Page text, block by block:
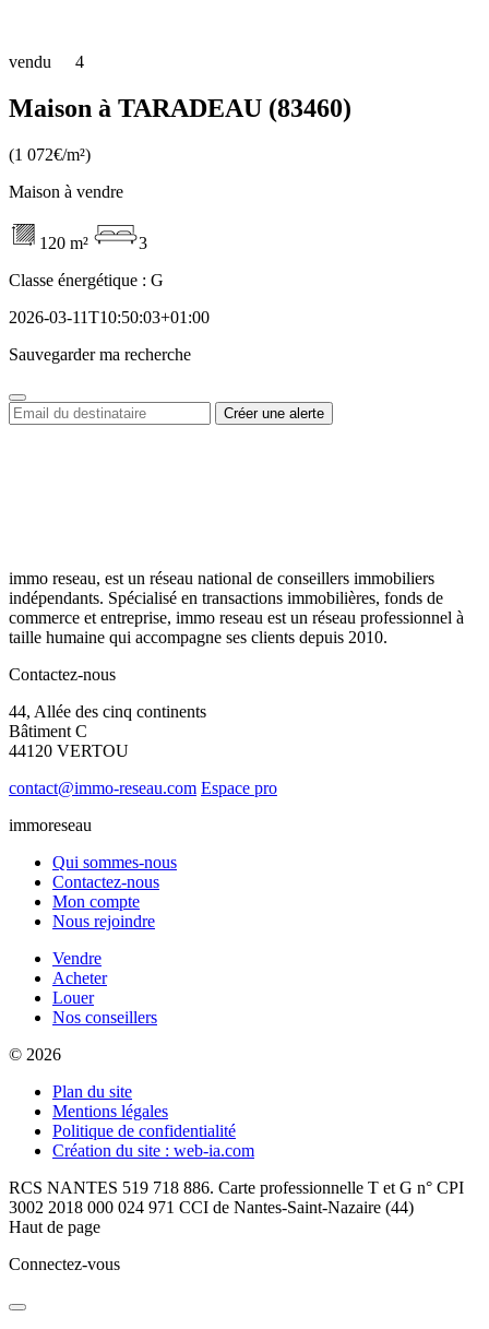
vendu 4
Maison à TARADEAU (83460)
(1 072€/m²)
Maison à vendre
120 m²
3
Classe énergétique : G
2026-03-11T10:50:03+01:00
Sauvegarder ma recherche
immo reseau, est un réseau national de conseillers immobiliers
indépendants. Spécialisé en transactions immobilières, fonds de
commerce et entreprise, immo reseau est un réseau professionnel à
taille humaine qui accompagne ses clients depuis 2010.
Contactez-nous
44, Allée des cinq continents
Bâtiment C
44120 VERTOU
contact@immo-reseau.com Espace pro
immoreseau
Qui sommes-nous
Contactez-nous
Mon compte
Nous rejoindre
Vendre
Acheter
Louer
Nos conseillers
© 2026
Plan du site
Mentions légales
Politique de confidentialité
Création du site : web-ia.com
RCS NANTES 519 718 886. Carte professionnelle T et G n° CPI
3002 2018 000 024 971 CCI de Nantes-Saint-Nazaire (44)
Haut de page
Connectez-vous